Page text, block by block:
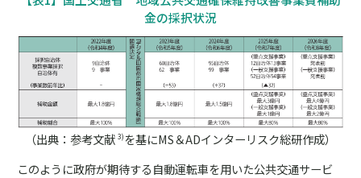
金の採択状況
（出典：参考文献 3) を基にMS＆ADインターリスク総研作成）
このように政府が期待する自動運転車を用いた公共交通サービ